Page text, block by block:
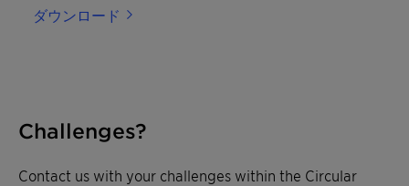
ダウンロード
Challenges?
Contact us with your challenges within the Circular